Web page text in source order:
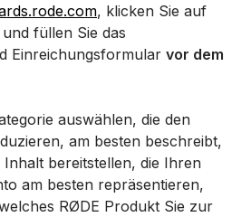
, klicken Sie auf
füllen Sie das
Einreichungsformular vor dem
auswählen, die den
am besten beschreibt,
bereitstellen, die Ihren
am besten repräsentieren,
RØDE Produkt Sie zur